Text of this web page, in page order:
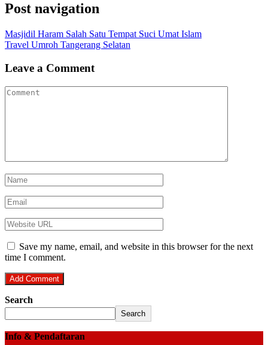
Post navigation
Masjidil Haram Salah Satu Tempat Suci Umat Islam
Travel Umroh Tangerang Selatan
Leave a Comment
Save my name, email, and website in this browser for the next
time I comment.
Search
Search
Info & Pendaftaran